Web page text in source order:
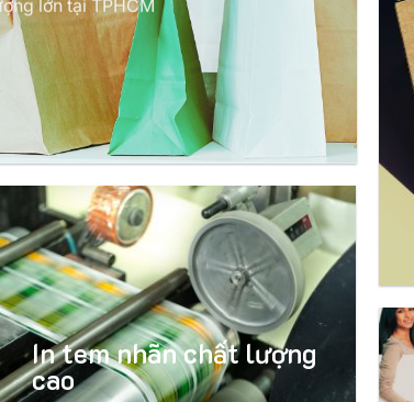
lớn tại TPHCM
In tem nhãn chất lượng
cao